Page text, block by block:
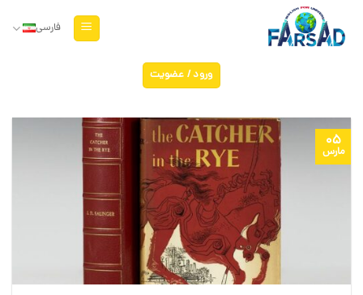
content
فارسی
ورود / عضویت
05
مارس